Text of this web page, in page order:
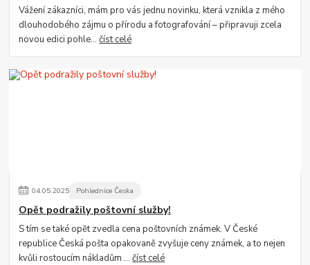
Vážení zákazníci, mám pro vás jednu novinku, která vznikla z mého
dlouhodobého zájmu o přírodu a fotografování – připravuji zcela
novou edici pohle...číst celé
04.05.2025 Pohlednice Česka
Opět podražily poštovní služby!
S tím se také opět zvedla cena poštovních známek. V České
republice Česká pošta opakovaně zvyšuje ceny známek, a to nejen
kvůli rostoucím nákladům ...číst celé